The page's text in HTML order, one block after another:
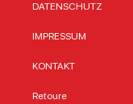
DATENSCHUTZ
IMPRESSUM
KONTAKT
Retoure